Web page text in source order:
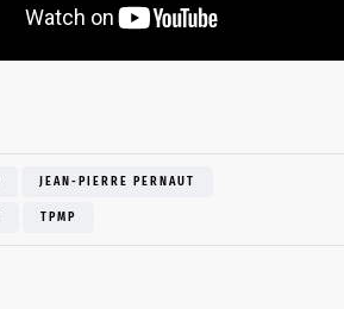
JEAN-PIERRE PERNAUT
TPMP